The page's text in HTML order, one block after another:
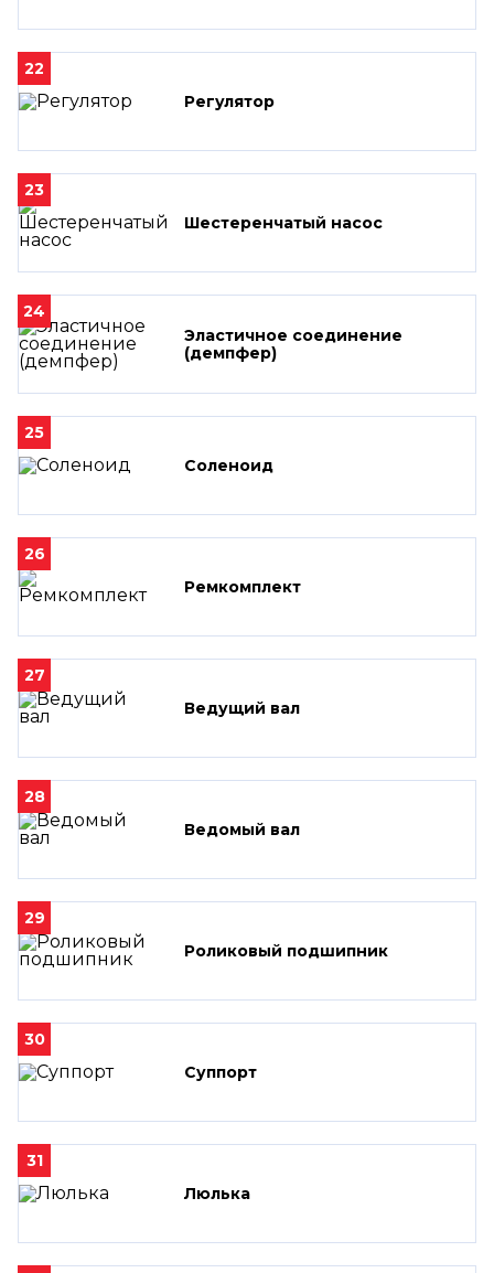
22
Регулятор
23
Шестеренчатый насос
24
Эластичное соединение
(демпфер)
25
Соленоид
26
Ремкомплект
27
Ведущий вал
28
Ведомый вал
29
Роликовый подшипник
30
Суппорт
31
Люлька